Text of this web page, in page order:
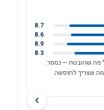
8.7
8.6
8.9
8.3
מה שהובטח — נמסר.
מה שצריך לחופשה